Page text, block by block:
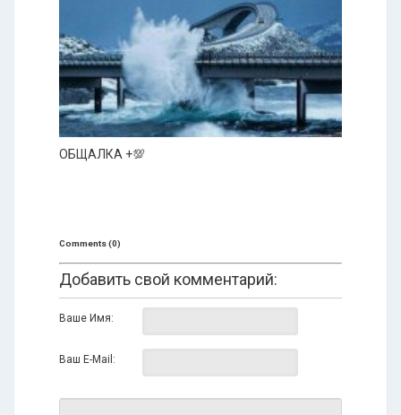
ОБЩАЛКА +💯
Comments (0)
Добавить свой комментарий:
Ваше Имя:
Ваш E-Mail: